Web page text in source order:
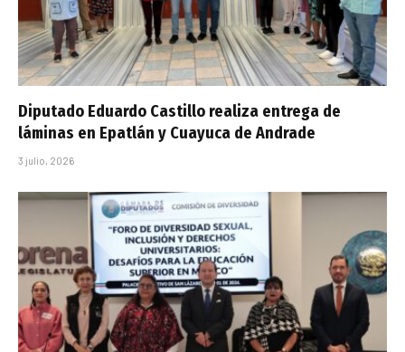
Diputado Eduardo Castillo realiza entrega de
láminas en Epatlán y Cuayuca de Andrade
3 julio, 2026